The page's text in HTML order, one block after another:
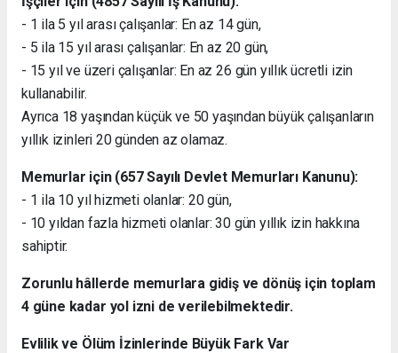
- 1 ila 5 yıl arası çalışanlar: En az 14 gün,
- 5 ila 15 yıl arası çalışanlar: En az 20 gün,
- 15 yıl ve üzeri çalışanlar: En az 26 gün yıllık ücretli izin
kullanabilir.
Ayrıca 18 yaşından küçük ve 50 yaşından büyük çalışanların
yıllık izinleri 20 günden az olamaz.
Memurlar için (657 Sayılı Devlet Memurları Kanunu):
- 1 ila 10 yıl hizmeti olanlar: 20 gün,
- 10 yıldan fazla hizmeti olanlar: 30 gün yıllık izin hakkına
sahiptir.
Zorunlu hâllerde memurlara gidiş ve dönüş için toplam
4 güne kadar yol izni de verilebilmektedir.
Evlilik ve Ölüm İzinlerinde Büyük Fark Var